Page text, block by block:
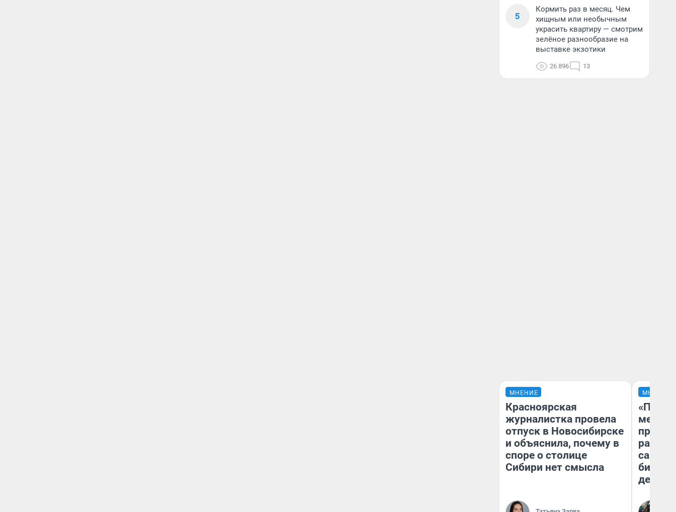
5
Кормить раз в месяц. Чем
хищным или необычным
украсить квартиру — смотрим
зелёное разнообразие на
выставке экзотики
26 896 13
МНЕНИЕ
Красноярская
журналистка провела
отпуск в Новосибирске
и объяснила, почему в
споре о столице
Сибири нет смысла
МНЕНИЕ
самом